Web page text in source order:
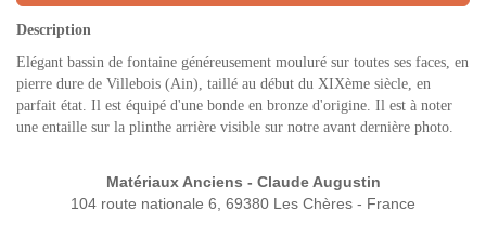
Description
Elégant bassin de fontaine généreusement mouluré sur toutes ses faces, en
pierre dure de Villebois (Ain), taillé au début du XIXème siècle, en
parfait état. Il est équipé d'une bonde en bronze d'origine. Il est à noter
une entaille sur la plinthe arrière visible sur notre avant dernière photo.
Matériaux Anciens - Claude Augustin
104 route nationale 6, 69380 Les Chères - France